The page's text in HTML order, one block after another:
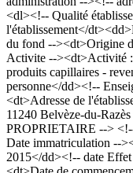
<dl><!-- Qualité
l'établissement</
du fond --><dt>Origine
Activite --><dt>Activité
produits capillaires -
personne</dd><!--
<dt>Adresse de
11240 Belvèze-du-
PROPRIETAIRE -->
Date immatriculation --
2015</dd><!-- date